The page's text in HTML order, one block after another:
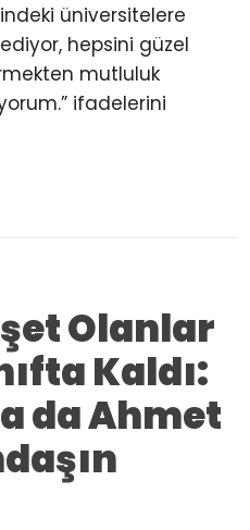
üniversitelere
hepsini güzel
mutluluk
ifadelerini
Olanlar
Kaldı:
da Ahmet